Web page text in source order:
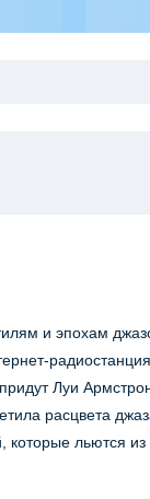
и эпохам
Луи
расцвета
льются